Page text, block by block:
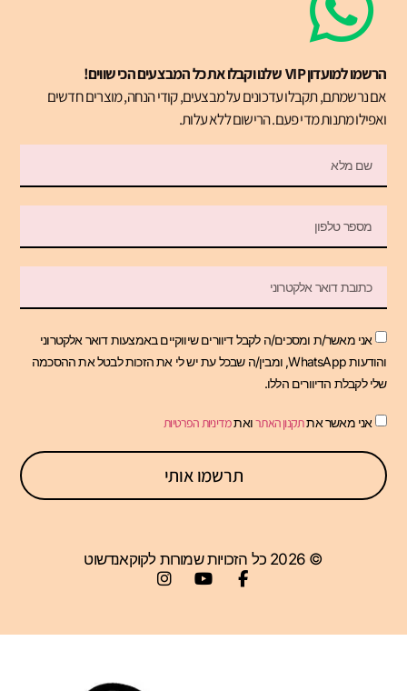
הרשמו למועדון VIP שלנו וקבלו את כל המבצעים הכי שווים!
אם נרשמתם, תקבלו עדכונים על מבצעים, קודי הנחה, מוצרים חדשים
ואפילו מתנות מדי פעם. הרישום ללא עלות.
אני מאשר/ת ומסכים/ה לקבל דיוורים שיווקיים באמצעות דואר אלקטרוני
והודעות WhatsApp, ומבין/ה שבכל עת יש לי את הזכות לבטל את ההסכמה
שלי לקבלת הדיוורים הללו.
אני מאשר אתתקנון האתרואתמדיניות הפרטיות
תרשמו אותי
© 2026 כל הזכויות שמורות לקוקאנדשוט